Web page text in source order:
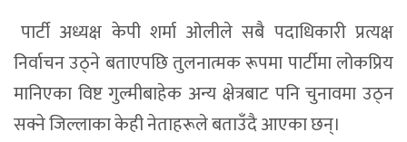
पार्टी अध्यक्ष केपी शर्मा ओलीले सबै पदाधिकारी प्रत्यक्ष
निर्वाचन उठ्ने बताएपछि तुलनात्मक रूपमा पार्टीमा लोकप्रिय
मानिएका विष्ट गुल्मीबाहेक अन्य क्षेत्रबाट पनि चुनावमा उठ्न
सक्ने जिल्लाका केही नेताहरूले बताउँदै आएका छन्।